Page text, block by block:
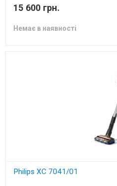
15 600 грн.
Немає в наявності
Philips XC 7041/01